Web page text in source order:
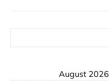
August 2026